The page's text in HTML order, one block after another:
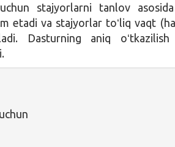
stajyorlarni tanlov
etadi va stajyorlar toʻliq vaqt
Dasturning aniq oʻtkazilish